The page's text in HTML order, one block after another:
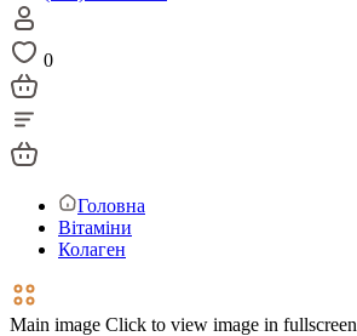
0
Головна
Вітаміни
Колаген
Main image Click to view image in fullscreen